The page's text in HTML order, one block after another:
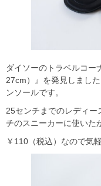
ダイソーのトラベルコー
27cm）』を発見しまし
ンソールです。
25センチまでのレディー
チのスニーカーに使いた
￥110（税込）なので気